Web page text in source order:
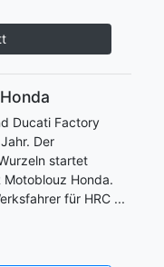
Ducati Factory
Der
startet
Motoblouz Honda.
für HRC ...